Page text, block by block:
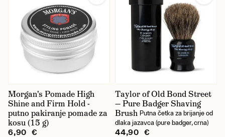
Morgan's Pomade High
Shine and Firm Hold -
putno pakiranje pomade za
kosu (15 g)
6,90 €
Taylor of Old Bond Street
— Pure Badger Shaving
Brush Putna četka za brijanje od
dlaka jazavca (pure badger, crna)
44,90 €